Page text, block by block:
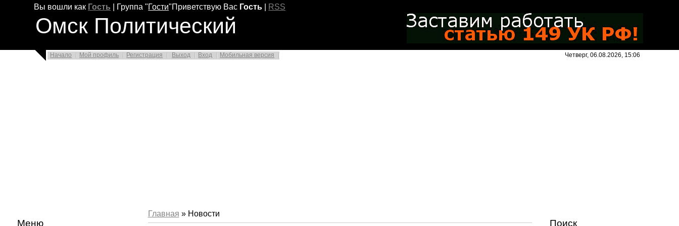
Вы вошли как Гость Группа "Гости"Приветствую Вас Гость RSS
Омск Политический
Начало Мой профиль Регистрация Выход Вход Мобильная версия Четверг, 06.08.2026, 15:06
Меню
Главная » Новости
Поиск